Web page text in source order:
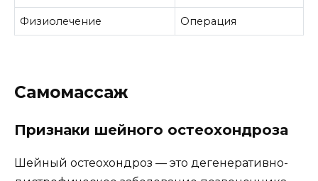
Физиолечение Операция
Самомассаж
Признаки шейного остеохондроза
Шейный остеохондроз — это дегенеративно-